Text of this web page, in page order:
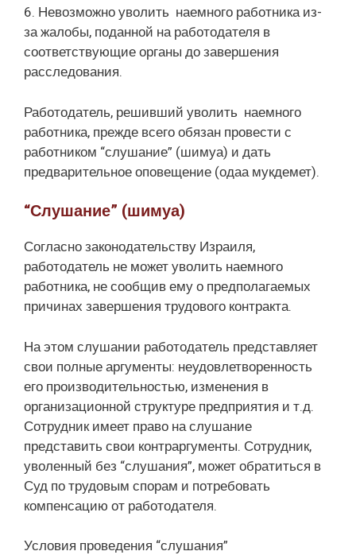
6. Невозможно уволить наемного работника из-
за жалобы, поданной на работодателя в
соответствующие органы до завершения
расследования.
Работодатель, решивший уволить наемного
работника, прежде всего обязан провести с
работником “слушание” (шимуа) и дать
предварительное оповещение (одаа мукдемет).
“Слушание” (шимуа)
Согласно законодательству Израиля,
работодатель не может уволить наемного
работника, не сообщив ему о предполагаемых
причинах завершения трудового контракта.
На этом слушании работодатель представляет
свои полные аргументы: неудовлетворенность
его производительностью, изменения в
организационной структуре предприятия и т.д.
Сотрудник имеет право на слушание
представить свои контраргументы. Сотрудник,
уволенный без “слушания”, может обратиться в
Суд по трудовым спорам и потребовать
компенсацию от работодателя.
Условия проведения “слушания”